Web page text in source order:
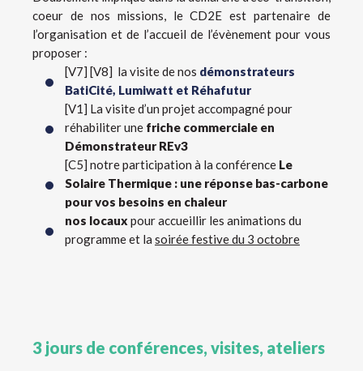
coeur de nos missions, le CD2E est partenaire de
l’organisation et de l’accueil de l’évènement pour vous
proposer :
[V7] [V8] la visite de nos démonstrateurs
BatiCité, Lumiwatt et Réhafutur
[V1] La visite d’un projet accompagné pour
réhabiliter une friche commerciale en
Démonstrateur REv3
[C5] notre participation à la conférence Le
Solaire Thermique : une réponse bas-carbone
pour vos besoins en chaleur
nos locaux pour accueillir les animations du
programme et la soirée festive du 3 octobre
3 jours de conférences, visites, ateliers